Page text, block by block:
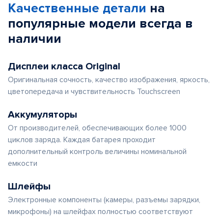
Качественные детали на
популярные модели всегда в
наличии
Дисплеи класса Original
Оригинальная сочность, качество изображения, яркость,
цветопередача и чувствительность Touchscreen
Аккумуляторы
От производителей, обеспечивающих более 1000
циклов заряда. Каждая батарея проходит
дополнительный контроль величины номинальной
емкости
Шлейфы
Электронные компоненты (камеры, разъемы зарядки,
микрофоны) на шлейфах полностью соответствуют